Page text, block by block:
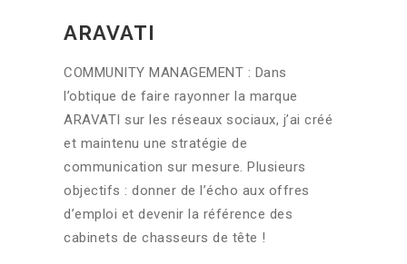
ARAVATI
COMMUNITY MANAGEMENT : Dans
l’obtique de faire rayonner la marque
ARAVATI sur les réseaux sociaux, j’ai créé
et maintenu une stratégie de
communication sur mesure. Plusieurs
objectifs : donner de l’écho aux offres
d’emploi et devenir la référence des
cabinets de chasseurs de tête !